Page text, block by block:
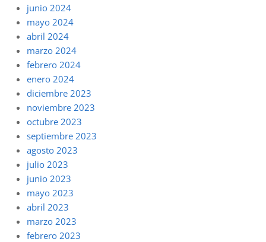
junio 2024
mayo 2024
abril 2024
marzo 2024
febrero 2024
enero 2024
diciembre 2023
noviembre 2023
octubre 2023
septiembre 2023
agosto 2023
julio 2023
junio 2023
mayo 2023
abril 2023
marzo 2023
febrero 2023